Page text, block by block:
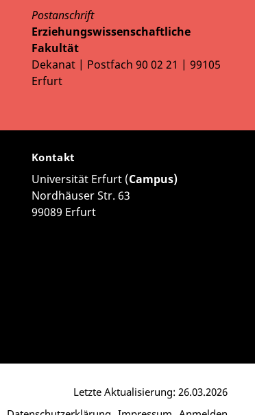
Postanschrift
Erziehungswissenschaftliche
Fakultät
Dekanat | Postfach 90 02 21 | 99105
Erfurt
Kontakt
Universität Erfurt (Campus)
Nordhäuser Str. 63
99089 Erfurt
Letzte Aktualisierung: 26.03.2026